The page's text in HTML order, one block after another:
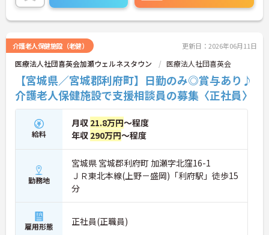
介護老人保健施設（老健） 更新日：2026年06月11日
医療法人社団喜英会加瀬ウェルネスタウン 医療法人社団喜英会
【宮城県／宮城郡利府町】日勤のみ◎賞与あり♪
介護老人保健施設で支援相談員の募集〈正社員〉
給料
月収 21.8万円～程度
年収 290万円～程度
勤務地
宮城県 宮城郡利府町 加瀬字北窪16-1
ＪＲ東北本線(上野－盛岡)「利府駅」徒歩15
分
雇用形態 正社員(正職員)